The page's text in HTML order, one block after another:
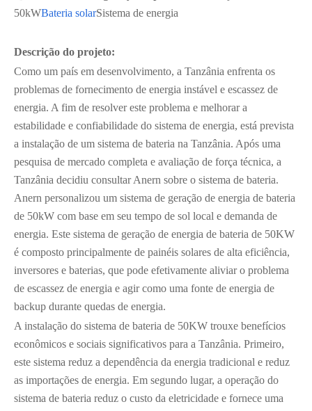
50kWBateria solarSistema de energia
Descrição do projeto:
Como um país em desenvolvimento, a Tanzânia enfrenta os
problemas de fornecimento de energia instável e escassez de
energia. A fim de resolver este problema e melhorar a
estabilidade e confiabilidade do sistema de energia, está prevista
a instalação de um sistema de bateria na Tanzânia. Após uma
pesquisa de mercado completa e avaliação de força técnica, a
Tanzânia decidiu consultar Anern sobre o sistema de bateria.
Anern personalizou um sistema de geração de energia de bateria
de 50kW com base em seu tempo de sol local e demanda de
energia. Este sistema de geração de energia de bateria de 50KW
é composto principalmente de painéis solares de alta eficiência,
inversores e baterias, que pode efetivamente aliviar o problema
de escassez de energia e agir como uma fonte de energia de
backup durante quedas de energia.
A instalação do sistema de bateria de 50KW trouxe benefícios
econômicos e sociais significativos para a Tanzânia. Primeiro,
este sistema reduz a dependência da energia tradicional e reduz
as importações de energia. Em segundo lugar, a operação do
sistema de bateria reduz o custo da eletricidade e fornece uma